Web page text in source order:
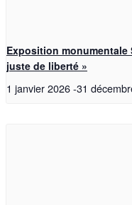
Exposition monumentale
juste de liberté »
1 janvier 2026-31